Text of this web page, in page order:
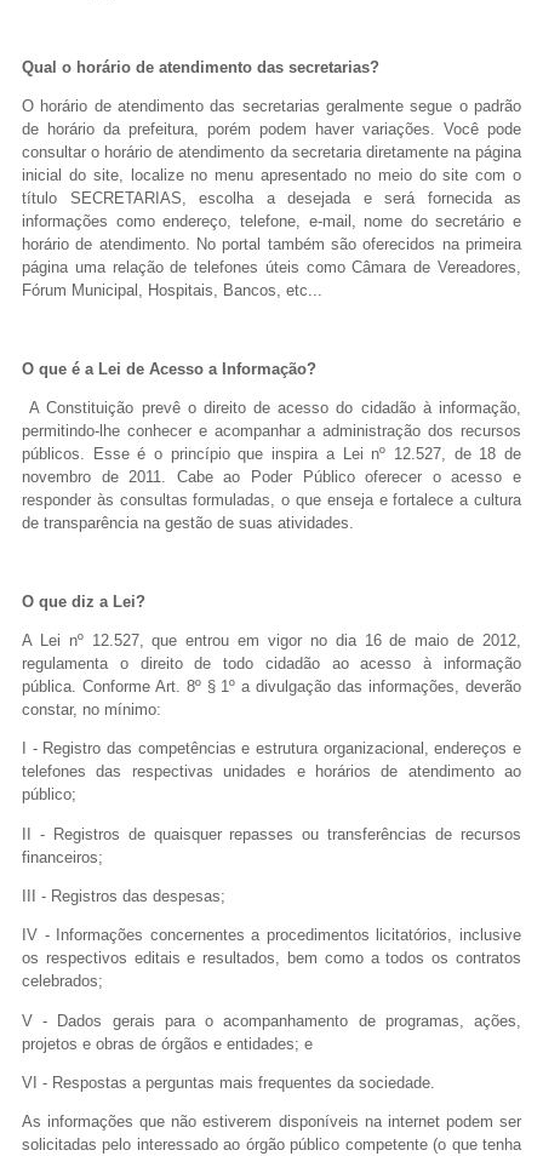
Fale conosco
Nome*
Telefone 1*
Telefone 2
E-mail*
Cidade/Estado
Assunto*
*Campos obrigatórios
Ao iniciar um contato, você concorda com a Política de
privacidade
...Ou se preferir
Ligue para nós
(77) 3643-1008 -
gabinete@matina.ba.gov.br
E-mail
Ou seja atendido presencialmente
Pça. Helena Carmem de Castro Donato,
S/N, Bairro Liberdade
Outros meios de contato
e-SIC
Ouvidoria
Qual o horário de atendimento das secretarias?
O horário de atendimento das secretarias geralmente segue o padrão
de horário da prefeitura, porém podem haver variações. Você pode
consultar o horário de atendimento da secretaria diretamente na página
inicial do site, localize no menu apresentado no meio do site com o
título SECRETARIAS, escolha a desejada e será fornecida as
informações como endereço, telefone, e-mail, nome do secretário e
horário de atendimento. No portal também são oferecidos na primeira
página uma relação de telefones úteis como Câmara de Vereadores,
Fórum Municipal, Hospitais, Bancos, etc...
O que é a Lei de Acesso a Informação?
A Constituição prevê o direito de acesso do cidadão à informação,
permitindo-lhe conhecer e acompanhar a administração dos recursos
públicos. Esse é o princípio que inspira a Lei nº 12.527, de 18 de
novembro de 2011. Cabe ao Poder Público oferecer o acesso e
responder às consultas formuladas, o que enseja e fortalece a cultura
de transparência na gestão de suas atividades.
O que diz a Lei?
A Lei nº 12.527, que entrou em vigor no dia 16 de maio de 2012,
regulamenta o direito de todo cidadão ao acesso à informação
pública. Conforme Art. 8º § 1º a divulgação das informações, deverão
constar, no mínimo:
I - Registro das competências e estrutura organizacional, endereços e
telefones das respectivas unidades e horários de atendimento ao
público;
II - Registros de quaisquer repasses ou transferências de recursos
financeiros;
III - Registros das despesas;
IV - Informações concernentes a procedimentos licitatórios, inclusive
os respectivos editais e resultados, bem como a todos os contratos
celebrados;
V - Dados gerais para o acompanhamento de programas, ações,
projetos e obras de órgãos e entidades; e
VI - Respostas a perguntas mais frequentes da sociedade.
As informações que não estiverem disponíveis na internet podem ser
solicitadas pelo interessado ao órgão público competente (o que tenha